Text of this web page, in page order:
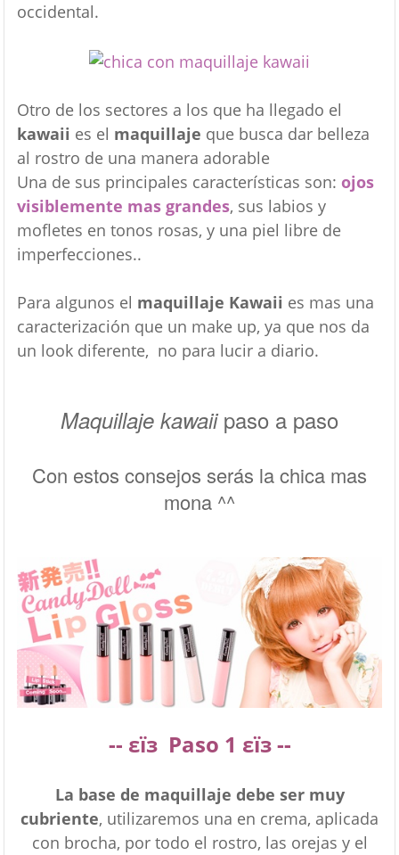
occidental.
Otro de los sectores a los que ha llegado el
kawaii es el maquillaje que busca dar belleza
al rostro de una manera adorable
Una de sus principales características son: ojos
visiblemente mas grandes, sus labios y
mofletes en tonos rosas, y una piel libre de
imperfecciones..
Para algunos el maquillaje Kawaii es mas una
caracterización que un make up, ya que nos da
un look diferente, no para lucir a diario.
Maquillaje kawaiipaso a paso
Con estos consejos serás la chica mas
mona ^^
-- εїзPaso 1 εїз --
La base de maquillaje debe ser muy
cubriente, utilizaremos una en crema, aplicada
con brocha, por todo el rostro, las orejas y el